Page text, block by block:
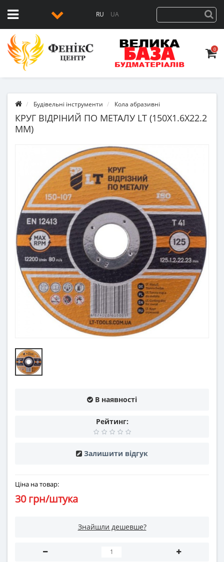
RU UA
0
Будівельні інструменти Кола абразивні
КРУГ ВІДРІНИЙ ПО МЕТАЛУ LT (150Х1.6Х22.2
ММ)
В наявності
Рейтинг:
Залишити відгук
Ціна на товар:
30 грн/штука
Знайшли дешевше?